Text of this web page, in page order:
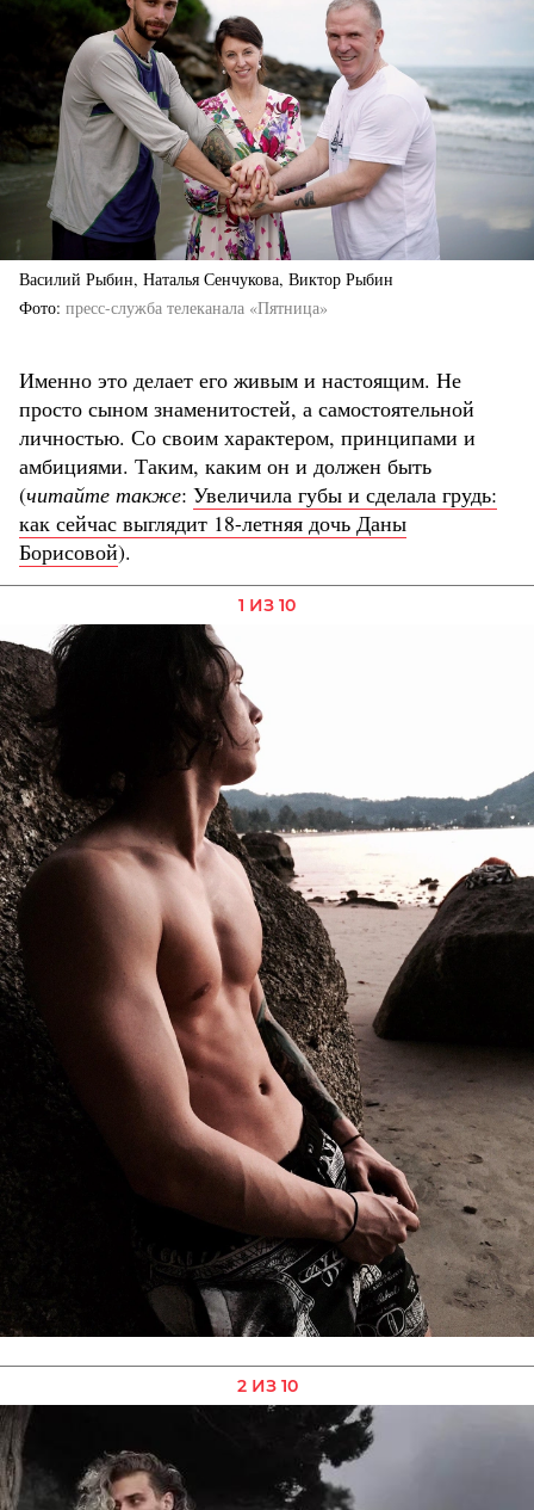
Василий Рыбин, Наталья Сенчукова, Виктор Рыбин
Фото пресс-служба телеканала «Пятница»
Именно это делает его живым и настоящим. Не
просто сыном знаменитостей, а самостоятельной
личностью. Со своим характером, принципами и
амбициями. Таким, каким он и должен быть
(читайте также: Увеличила губы и сделала грудь:
как сейчас выглядит 18-летняя дочь Даны
Борисовой).
1 ИЗ 10
2 ИЗ 10